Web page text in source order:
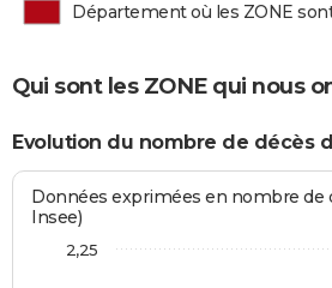
Département où les ZONE
Qui sont les ZONE qui nous
Evolution du nombre de décès
Données exprimées en nombre de
Insee)
2,25